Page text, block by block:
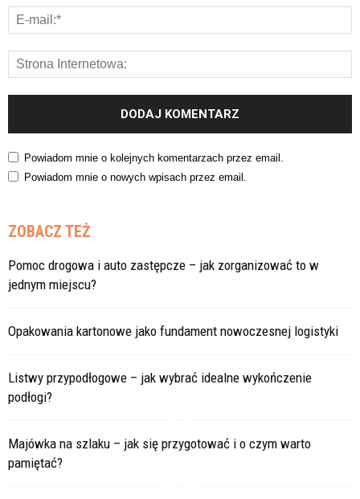
Powiadom mnie o kolejnych komentarzach przez email.
Powiadom mnie o nowych wpisach przez email.
ZOBACZ TEŻ
Pomoc drogowa i auto zastępcze – jak zorganizować to w
jednym miejscu?
Opakowania kartonowe jako fundament nowoczesnej logistyki
Listwy przypodłogowe – jak wybrać idealne wykończenie
podłogi?
Majówka na szlaku – jak się przygotować i o czym warto
pamiętać?